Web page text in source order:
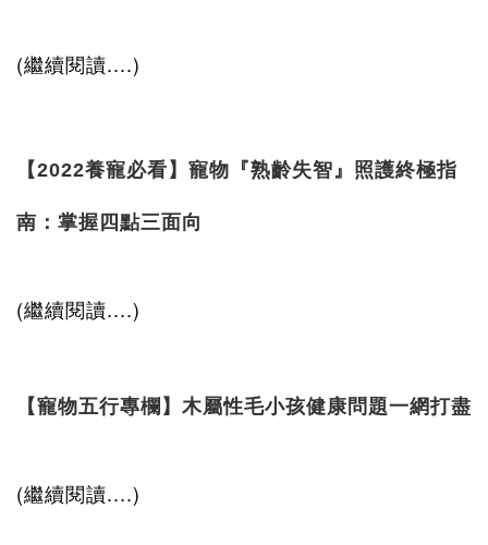
(繼續閱讀....)
【2022養寵必看】寵物『熟齡失智』照護終極指
南：掌握四點三面向
(繼續閱讀....)
【寵物五行專欄】木屬性毛小孩健康問題一網打盡
(繼續閱讀....)